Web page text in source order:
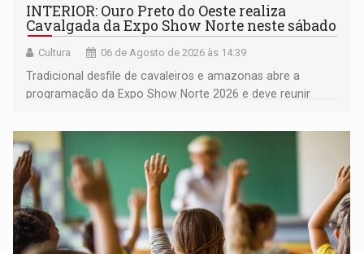
INTERIOR: Ouro Preto do Oeste realiza
Cavalgada da Expo Show Norte neste sábado
Cultura 06 de Agosto de 2026 às 14:39
Tradicional desfile de cavaleiros e amazonas abre a
programação da Expo Show Norte 2026 e deve reunir